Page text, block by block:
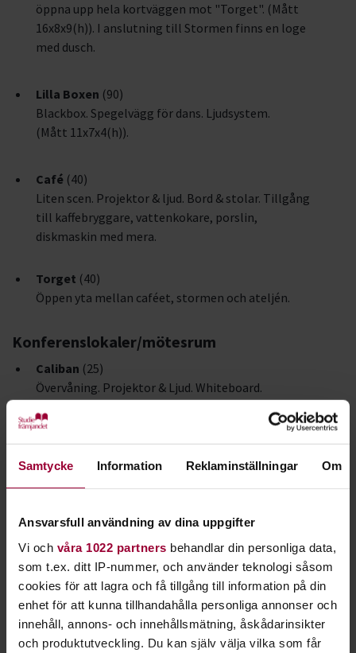
Samtycke Information Reklaminställningar Om
Ansvarsfull användning av dina uppgifter
Vi och våra 1022 partners behandlar din personliga data,
som t.ex. ditt IP-nummer, och använder teknologi såsom
cookies för att lagra och få tillgång till information på din
enhet för att kunna tillhandahålla personliga annonser och
innehåll, annons- och innehållsmätning, åskådarinsikter
och produktutveckling. Du kan själv välja vilka som får
öppna upp hela kortväggen mot "Torget". (Mått
16x8x9(h)). I anslutning till Stormen finns en loge
med dusch.
Lilla Boxen (90)
Blackbox. Spegelvägg för dans. Ljudsystem.
(Mått 11x7x4(h)).
Café (40)
Liten scen. Projektor & ljud. Bord & stolar. Tillgång
till kaffebryggare, vattenkokare, porslin,
diskmaskin med mera.
Torget (40)
Öppen yta mellan caféet, stormen och ateljén.
Konferenslokaler/mötesrum
Caliban (25)
Övervåning. Projektor & Ljud. Whiteboard.
Medea
Bottenvåning. Projektor & Ljud. Whiteboard.
Biblioteket(8)
Miranda (8)
Övervåning. 70"-skärm med Apple TV & HDMI.
Whiteboard.
Glasrummet (6)